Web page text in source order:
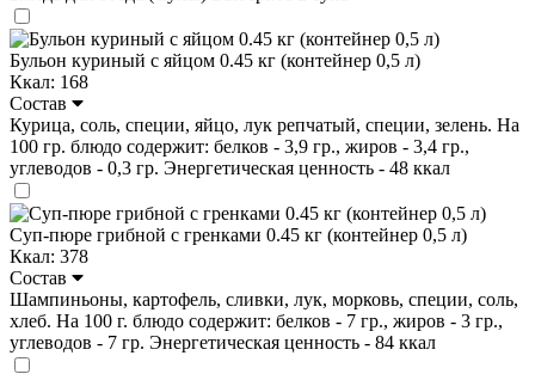
Бульон куриный с яйцом 0.45 кг (контейнер 0,5 л)
Ккал: 168
Состав
Курица, соль, специи, яйцо, лук репчатый, специи, зелень. На
100 гр. блюдо содержит: белков - 3,9 гр., жиров - 3,4 гр.,
углеводов - 0,3 гр. Энергетическая ценность - 48 ккал
Суп-пюре грибной с гренками 0.45 кг (контейнер 0,5 л)
Ккал: 378
Состав
Шампиньоны, картофель, сливки, лук, морковь, специи, cоль,
хлеб. На 100 г. блюдо содержит: белков - 7 гр., жиров - 3 гр.,
углеводов - 7 гр. Энергетическая ценность - 84 ккал